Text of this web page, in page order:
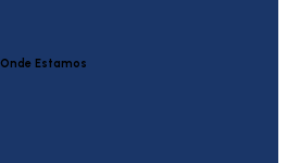
Onde Estamos